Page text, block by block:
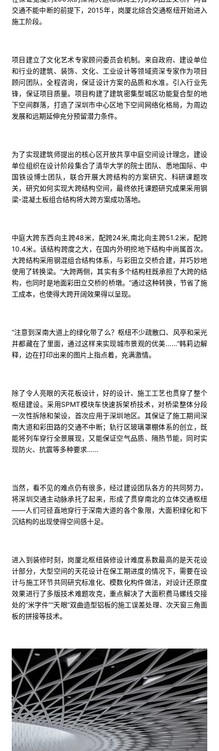
交通不能中断的前提下，2015年，岗厦北综合交通枢纽开始进入
施工阶段。
项目建立了文化艺术专家顾问委员会机制。来自政府、建设单位
和行业的建筑、装饰、文化、工业设计等领域资深专家作为项目
顾问团队，全程咨询，保证设计方案的品质和水准。引入行业先
锋，保证项目质量。项目构建了建筑密集型城区功能复合型的地
下空间群落，打造了深圳市中心区地下空间网络化格局，为周边
发展和远期延伸充分预留潜力条件。
为了实现建筑师提出的核心区开放共享中庭空间设计理念，建设
单位组织在设计阶段集合了清华大学的院士团队、悉地国际、中
国铁设博士团队，联合开展大跨结构的方案研究、科研课题攻
关，研究如何实现大跨结构空间，最终依托课题研究成果采用钢
梁-混凝土板组合结构将大跨方案成功落地。
中庭大跨东西向主跨48米，配跨24米,南北向主跨51.2米，配跨
10.4米。该结构跨度之大，在国内外明挖地下结构中尚属首次。
大跨结构采用钢混组合结构体系，与彩田立交桥合建，并巧妙地
使用了转换梁。“大跨两侧，其实有多个结构柱既承担了大跨的结
构，也同时是地面彩田立交桥的桥墩。”通过这种转换，节省了施
工成本，也使得大跨开阔效果得以呈现。
“注意到深南大道上的绿化带了么？枢纽不少疏散口、风亭和采光
井都藏在了里面，通过这样来实现城市景观的优美……”韩莉边解
释，边在打印出来的图片上指点着，充满激情。
除了令人亮眼的天花板设计，好的设计、施工工艺也贯穿了整个
枢纽建设。采用SPMT模块车快速拆架桥技术，对桥梁整体分段
一次性拆除和架设，首次应用于深圳地区。其保证了施工期间深
南大道和彩田路的交通不中断；轨行区玻璃罩棚体系的创立，既
能将列车穿行全景展现，又能保证空气品质、隔热节能，同时实
现防火、抗震等多种要求……
当然，看不见的难点仍有很多，经过建设团队各方的共同努力，
将深圳交通主动脉承托了起来，形成了贯穿南北的立体交通枢纽
——人们可径直地穿行于深南大道的各个象限，大面积绿化和下
沉结构的出现使得空间感十足。
进入到装修时刻，岗厦北枢纽装修设计难度系数最高的是天花设
计部分，大型空间的天花设计在保工期进度的情况下，需要在设
计与施工环节共同研究标准化、模数化构件做法，对设计还原度
效果进行了多版技术难题攻克，重点解决了大面积费马螺线交接
处的“米字件”“天眼”双曲造型铝板的施工误差处理、次天窗三角面
板的拼接等技术。